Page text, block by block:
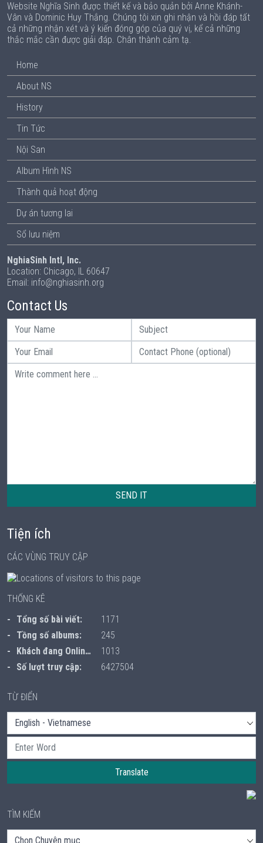
Website Nghĩa Sinh được thiết kế và bảo quản bởi Anne Khánh-
Vân và Dominic Huy Thắng. Chúng tôi xin ghi nhận và hồi đáp tất
cả những nhận xét và ý kiến đóng góp của quý vị, kể cả những
thắc mắc cần được giải đáp. Chân thành cảm tạ.
Home
About NS
History
Tin Tức
Nội San
Album Hình NS
Thành quả hoạt động
Dự án tương lai
Sổ lưu niệm
NghiaSinh Intl, Inc.
Location: Chicago, IL 60647
Email: info@nghiasinh.org
Contact Us
SEND IT
Tiện ích
CÁC VÙNG TRUY CẬP
THỐNG KÊ
Tổng số bài viết:
1171
Tồng số albums:
245
Khách đang Online:
1013
Số lượt truy cập:
6427504
TỪ ĐIỂN
Translate
TÌM KIẾM